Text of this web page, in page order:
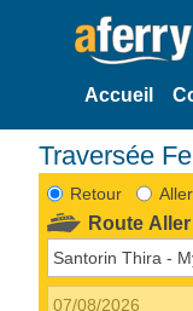
Accueil
Traversée
Retour
Route Aller